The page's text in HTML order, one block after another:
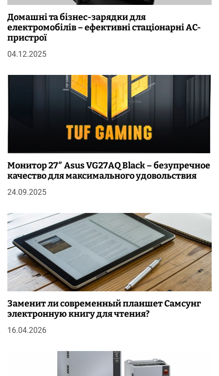
Домашні та бізнес-зарядки для
електромобілів – ефективні стаціонарні AC-
пристрої
04.12.2025
Монитор 27″ Asus VG27AQ Black – безупречное
качество для максимального удовольствия
24.09.2025
Заменит ли современный планшет Самсунг
электронную книгу для чтения?
16.04.2026